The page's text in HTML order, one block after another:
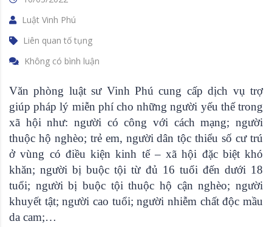
Luật Vinh Phú
Liên quan tố tụng
Không có bình luận
Văn phòng luật sư Vinh Phú cung cấp dịch vụ trợ
giúp pháp lý miễn phí cho những người yếu thế trong
xã hội như: người có công với cách mạng; người
thuộc hộ nghèo; trẻ em, người dân tộc thiểu số cư trú
ở vùng có điều kiện kinh tế – xã hội đặc biệt khó
khăn; người bị buộc tội từ đủ 16 tuổi đến dưới 18
tuổi; người bị buộc tội thuộc hộ cận nghèo; người
khuyết tật; người cao tuổi; người nhiễm chất độc mầu
da cam;…